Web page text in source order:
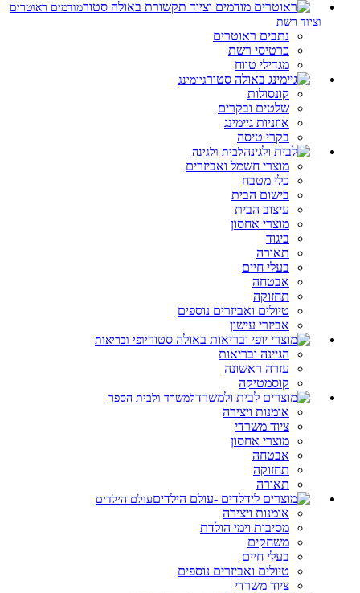
מודמים ראוטרים
וציוד רשת
נתבים ראוטרים
כרטיסי רשת
מגדילי טווח
גיימינג
קונסולות
שלטים ובקרים
אוזניות גיימינג
בקרי טיסה
לבית ולגינה
מוצרי חשמל ואביזרים
כלי מטבח
בישום הבית
עיצוב הבית
מוצרי אחסון
ביגוד
תאורה
בעלי חיים
אבטחה
תחזוקה
טיולים ואביזרים נוספים
אביזרי עישון
יופי ובריאות
הגיינה ובריאות
עזרה ראשונה
קוסמטיקה
למשרד ולבית הספר
אומנות ויצירה
ציוד משרדי
מוצרי אחסון
אבטחה
תחזוקה
תאורה
עולם הילדים
אומנות ויצירה
מסיבות וימי הולדת
משחקים
בעלי חיים
טיולים ואביזרים נוספים
ציוד משרדי